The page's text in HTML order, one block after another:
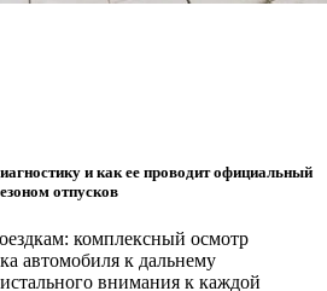
и как ее проводит официальный
отпусков
комплексный осмотр
автомобиля к дальнему
внимания к каждой